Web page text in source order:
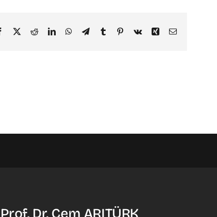
Facebook RedditLinkedInWhatsApp
TelegramTumblr PinterestVk Xing Email